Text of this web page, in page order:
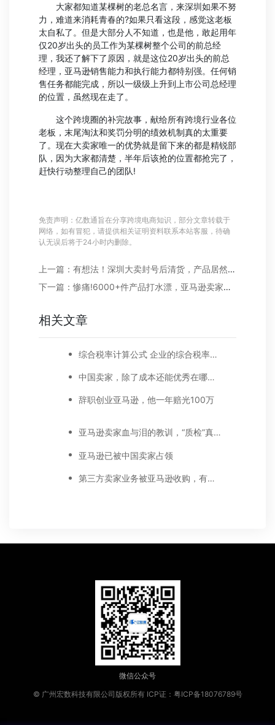
大家都知道某棵树的老总名言，来深圳如果不努
力，难道来消耗青春的?如果只看这段，感觉这老板
太自私了。但是大部分人不知道，也是他，敢起用年
仅20岁出头的员工作为某棵树整个公司的前总经
理，我还了解下了原因，就是这位20岁出头的前总
经理，亚马逊销售能力和执行能力都特别强。任何销
售任务都能完成，所以一级级上升到上市公司总经理
的位置，虽然现在走了。
这个跨境圈的补完故事，献给所有跨境行业各位
老板，末尾淘汰和奖罚分明的绩效机制真的太重要
了。现在大卖家唯一的优势就是留下来的都是精锐部
队，因为大家都清楚，半年后该抢的位置都抢完了，
赶快行动整理自己的团队!
免责声明：亿数通旨在分享跨境电商知识，部分文章转载于
网络，如有冒犯，请提供相关证明资料联系本站客服，待确
认无误后将于24小时内删除。
上一篇：有想法！深圳大卖封号后清货，产品居然出现在娃娃机里！
下一篇：惨痛!6000+件产品打水漂，亚马逊卖家踩了什么雷?
相关文章
综合税率计算公式 企业的综合税率怎么计算
中国卖家，除了成本还能优秀在哪里？
辞职创业亚马逊，他一年赔光100万
亚马逊卖家血与泪的教训，“质检”真的很重要！
亚马逊已被中国卖家占领
第三方卖家业务被亚马逊收购，有好处吗？
微信公众号
© 广州宏数科技有限公司版权所有 ICP证：粤ICP备18076789号